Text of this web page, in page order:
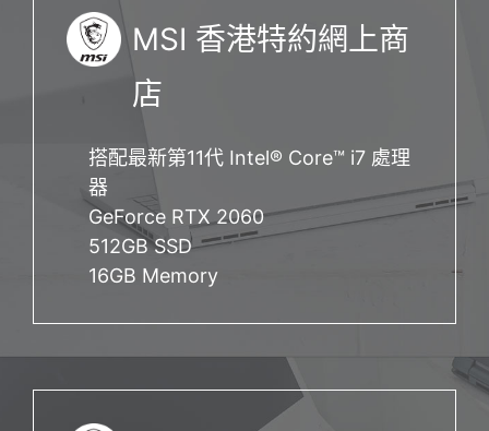
MSI 香港特約網上商
店
搭配最新第11代 Intel® Core™ i7 處理
器
GeForce RTX 2060
512GB SSD
16GB Memory